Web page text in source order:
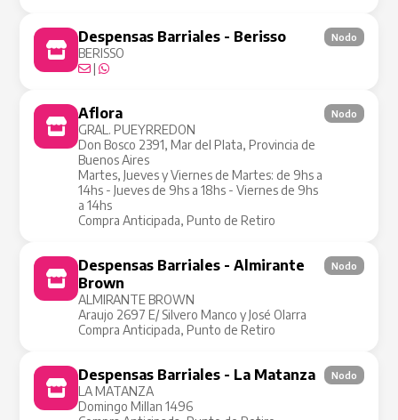
Despensas Barriales - Berisso
BERISSO
|
Nodo
Aflora
GRAL. PUEYRREDON
Don Bosco 2391, Mar del Plata, Provincia de
Buenos Aires
Martes, Jueves y Viernes de Martes: de 9hs a
14hs - Jueves de 9hs a 18hs - Viernes de 9hs
a 14hs
Compra Anticipada, Punto de Retiro
Nodo
Despensas Barriales - Almirante
Brown
ALMIRANTE BROWN
Araujo 2697 E/ Silvero Manco y José Olarra
Compra Anticipada, Punto de Retiro
Nodo
Despensas Barriales - La Matanza
LA MATANZA
Domingo Millan 1496
Nodo